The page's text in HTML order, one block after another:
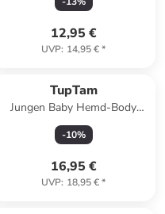
12,95 €
UVP: 14,95 €*
TupTam
Jungen Baby Hemd-Body
Langarm mit Kragen in blau
Modell 1
-10%
16,95 €
UVP: 18,95 €*